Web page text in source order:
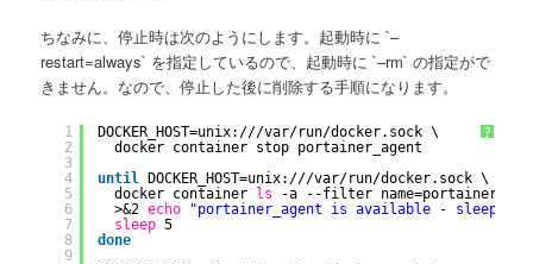
ちなみに、停止時は次のようにします。起動時に `–
restart=always` を指定しているので、起動時に `–rm` の指定がで
きません。なので、停止した後に削除する手順になります。
?
1
2
3
4
5
6
7
8
9
DOCKER_HOST=unix: ///var/run/docker.sock \
docker container stop portainer_agent
until
DOCKER_HOST=unix: ///var/run/docker.sock \
docker container
ls
-a --filter
>&2 echo
"portainer_agent is available - sleeping"
sleep 5
done